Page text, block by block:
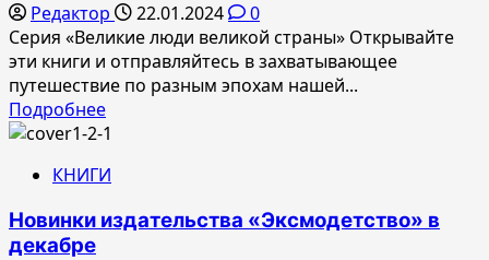
Редактор 22.01.2024
0
Серия «Великие люди великой страны» Открывайте
эти книги и отправляйтесь в захватывающее
путешествие по разным эпохам нашей...
ПодробнееПрочитать
больше
Новинки
«Эксмодетство»
КНИГИ
Новинки издательства «Эксмодетство» в
декабре